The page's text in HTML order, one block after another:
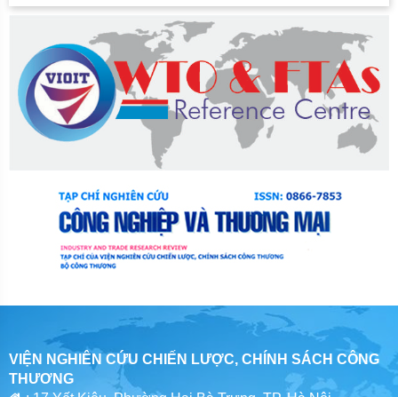
VIỆN NGHIÊN CỨU CHIẾN LƯỢC, CHÍNH SÁCH CÔNG
THƯƠNG